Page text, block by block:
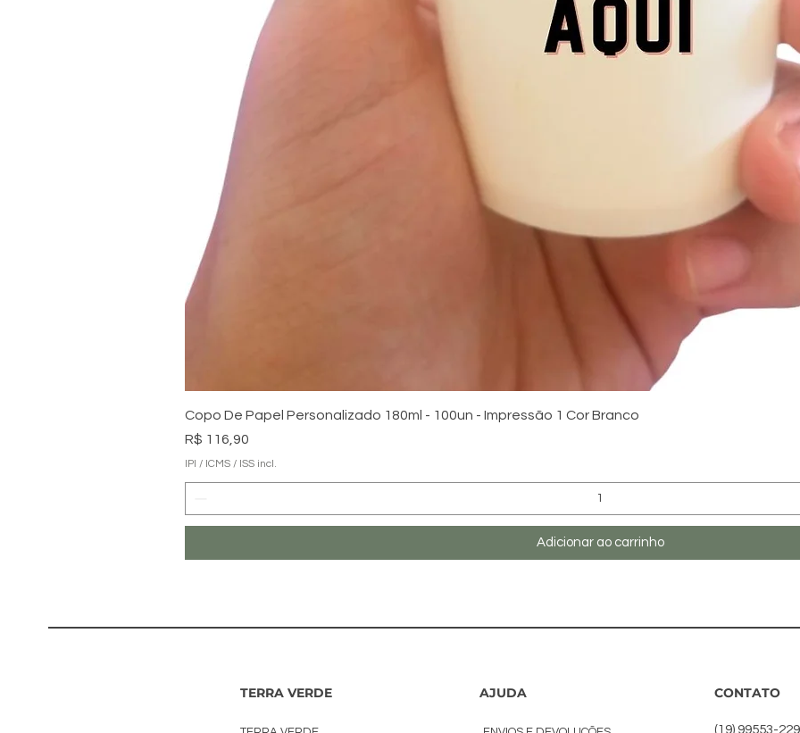
Visualização rápida
Copo De Papel Personalizado 180ml - 100un - Impressão 1 Cor Branco
Preço
R$ 116,90
IPI / ICMS / ISS incl.
Adicionar ao carrinho
TERRA VERDE AJUDA CONTATO
(19) 99553-